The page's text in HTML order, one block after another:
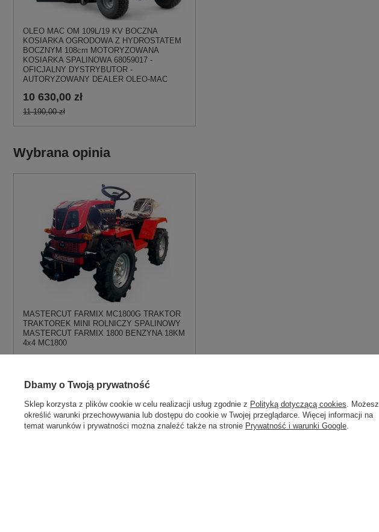
OLEO MAC OM 109L/19 KV BOCZNA
KOSIARKA OGRODOWA Z HYDROSTATEM
BOCZNYM 108cm MOTORYZOWANA
KOSIARKA SPALINOWA 68059017 -
OFICJALNY DYSTRYBUTOR -
AUTORYZOWANY DEALER OLEO-MAC
10 630,00 zł
11 190,00 zł
Wybrana opinia
MASTERCUT FARMIX MC1800G TRAKTOR
TRAKTOREK MINI ROLNICZY SPALINOWY
MASTERCUT FARMIX 1800 BENZYNA 18KM
4x4 MC1800
Potwierdzona zakupem
Stanisław, Stary Dzików
Dbamy o Twoją prywatność
Sklep korzysta z plików cookie w celu realizacji usług zgodnie z Polityką dotyczącą cookies . Możesz
określić warunki przechowywania lub dostępu do cookie w Twojej przeglądarce. Więcej informacji na
temat warunków i prywatności można znaleźć także na stronie Prywatność i warunki Google